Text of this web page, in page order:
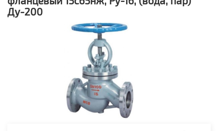
Ду-200